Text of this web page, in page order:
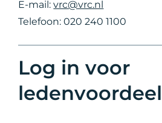
E-mail:vrc@vrc.nl
Telefoon: 020 240 1100
Log in voor
ledenvoordeel